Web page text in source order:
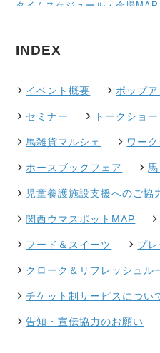
タイムスケジュール・会場
ます。
トークショーのページを公開し
フード＆スイーツのページを公
ました。
スタンプラリー等のキャンペー
馬雑貨マルシェのページを公開
クラウドファンディングのペー
第4回 OSAKA ホースフェアの
INDEX
イベント概要 ポップ
セミナー トークショー
馬雑貨マルシェ ワー
ホースブックフェア
児童養護施設支援へのご協
関西ウマスポットMAP
フード＆スイーツ プ
クローク＆リフレッシュル
チケット制サービスについ
告知・宣伝協力のお願い